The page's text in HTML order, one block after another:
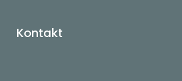
Kontakt